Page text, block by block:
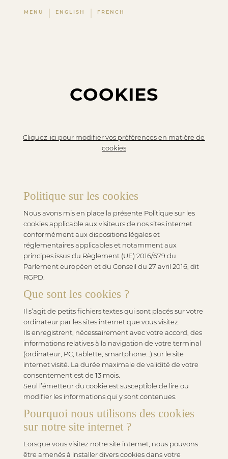
MENU ENGLISH FRENCH
COOKIES
Cliquez-ici pour modifier vos préférences en matière de
cookies
Politique sur les cookies
Nous avons mis en place la présente Politique sur les
cookies applicable aux visiteurs de nos sites internet
conformément aux dispositions légales et
réglementaires applicables et notamment aux
principes issus du Règlement (UE) 2016/679 du
Parlement européen et du Conseil du 27 avril 2016, dit
RGPD.
Que sont les cookies ?
Il s’agit de petits fichiers textes qui sont placés sur votre
ordinateur par les sites internet que vous visitez.
Ils enregistrent, nécessairement avec votre accord, des
informations relatives à la navigation de votre terminal
(ordinateur, PC, tablette, smartphone…) sur le site
internet visité. La durée maximale de validité de votre
consentement est de 13 mois.
Seul l’émetteur du cookie est susceptible de lire ou
modifier les informations qui y sont contenues.
Pourquoi nous utilisons des cookies
sur notre site internet ?
Lorsque vous visitez notre site internet, nous pouvons
être amenés à installer divers cookies dans votre